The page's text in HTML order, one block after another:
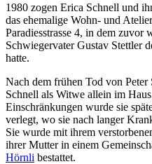
1980 zogen Erica Schnell und
das ehemalige Wohn- und
Paradiesstrasse 4, in dem zuvor
Schwiegervater Gustav Stettler
hatte.
Nach dem frühen Tod von Peter
Schnell als Witwe allein im
Einschränkungen wurde sie
verlegt, wo sie nach langer
Sie wurde mit ihrem
ihrer Mutter in einem
Hörnli bestattet.